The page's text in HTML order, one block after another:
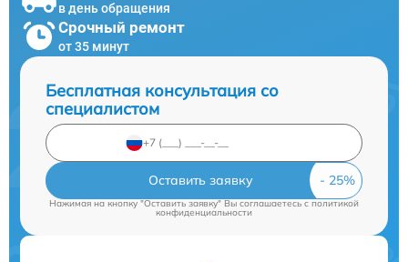
в день обращения
Срочный ремонт
от 35 минут
Бесплатная консультация со
специалистом
Оставить заявку
Нажимая на кнопку "Оставить заявку" Вы соглашаетесь cполитикой
конфиденциальности